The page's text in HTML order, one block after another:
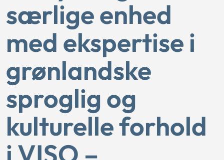
særlige enhed
med ekspertise i
grønlandske
sproglig og
kulturelle forhold